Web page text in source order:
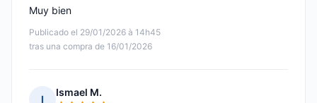
Publicado el 29/01/2026 à 14h45
tras una compra de 16/01/2026
Muy bien
I
Ismael M.